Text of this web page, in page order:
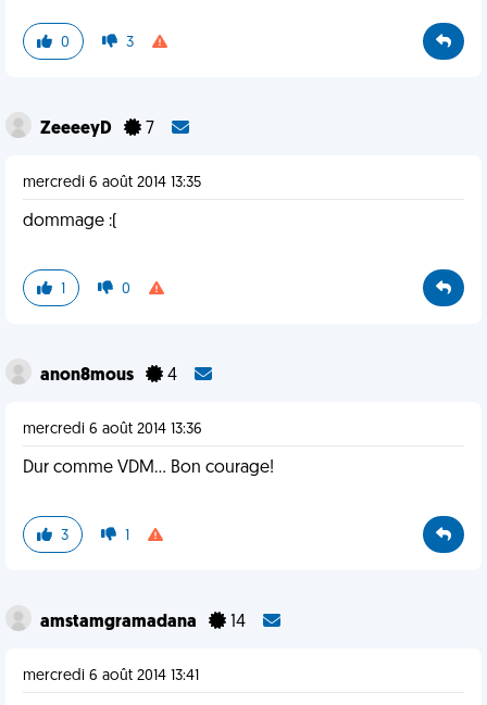
0 3
ZeeeeyD 7
mercredi 6 août 2014 13:35
dommage :(
1 0
anon8mous 4
mercredi 6 août 2014 13:36
Dur comme VDM... Bon courage!
3 1
amstamgramadana 14
mercredi 6 août 2014 13:41